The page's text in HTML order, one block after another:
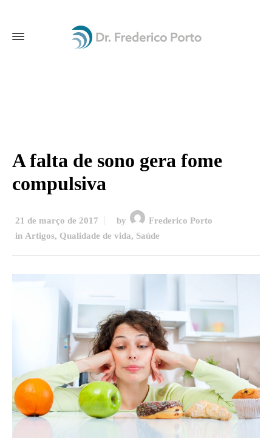
A falta de sono gera fome
compulsiva
21 de março de 2017 by
Frederico Porto
in Artigos, Qualidade de vida, Saúde